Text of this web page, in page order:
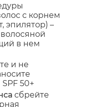
с корнем
эпилятор) –
в нем
и не
50+
сбрейте